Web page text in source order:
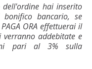
hai inserito
bancario, se
ORA effettuerai il
addebitate e
pari al 3% sulla